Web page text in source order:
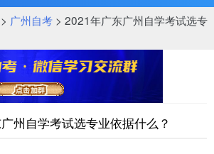
广州自考> 2021年广东广州自学考试选专
州自学考试选专业依据什么？